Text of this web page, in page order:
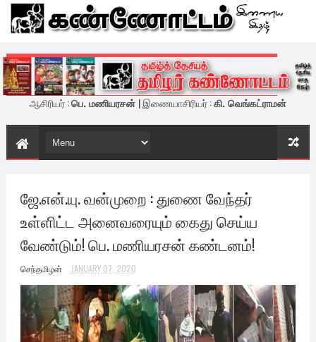
கண்ணோட்டம் - இணைய இதழ்
ஆசிரியர் :பெ. மணியரசன் | இணையாசிரியர் :கி. வெங்கட்ராமன்
ஜே.என்.யு. வன்முறை : துணை வேந்தர்
உள்ளிட்ட அனைவரையும் கைது செய்ய
வேண்டும்! பெ. மணியரசன் கண்டனம்!
செந்தமிழன் JANUARY 07, 2020